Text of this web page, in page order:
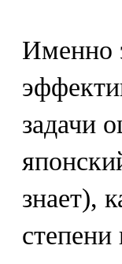
Именно
задачи
знает),
степени